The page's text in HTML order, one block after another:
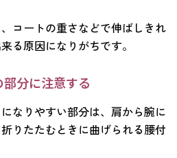
コートの重さなどで伸ばしきれ
る原因になりがちです。
分に注意する
なりやすい部分は、肩から腕に
りたたむときに曲げられる腰付